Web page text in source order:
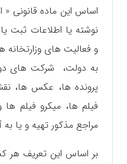
اساس این ماده قانونی «
نوشته یا اطلاعات ثبت
و فعالیت های
به دولت، شرکت های
پرونده ها، عکس ها،
فیلم ها، میکرو فیلم
مراجع مذکور تهیه و یا به
بر اساس این تعریف هر